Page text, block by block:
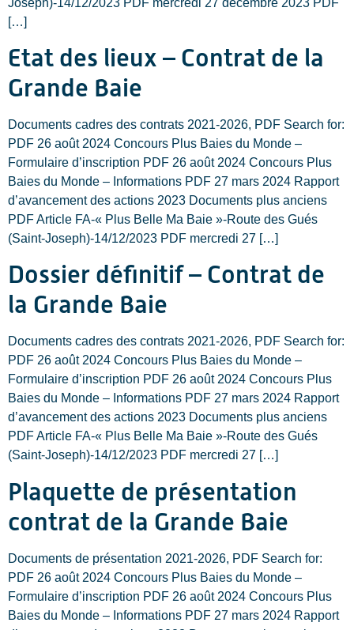
[…]
Etat des lieux – Contrat de la
Grande Baie
Documents cadres des contrats 2021-2026, PDF Search for:
PDF 26 août 2024 Concours Plus Baies du Monde –
Formulaire d’inscription PDF 26 août 2024 Concours Plus
Baies du Monde – Informations PDF 27 mars 2024 Rapport
d’avancement des actions 2023 Documents plus anciens
PDF Article FA-« Plus Belle Ma Baie »-Route des Gués
(Saint-Joseph)-14/12/2023 PDF mercredi 27 […]
Dossier définitif – Contrat de
la Grande Baie
Documents cadres des contrats 2021-2026, PDF Search for:
PDF 26 août 2024 Concours Plus Baies du Monde –
Formulaire d’inscription PDF 26 août 2024 Concours Plus
Baies du Monde – Informations PDF 27 mars 2024 Rapport
d’avancement des actions 2023 Documents plus anciens
PDF Article FA-« Plus Belle Ma Baie »-Route des Gués
(Saint-Joseph)-14/12/2023 PDF mercredi 27 […]
Plaquette de présentation
contrat de la Grande Baie
Documents de présentation 2021-2026, PDF Search for:
PDF 26 août 2024 Concours Plus Baies du Monde –
Formulaire d’inscription PDF 26 août 2024 Concours Plus
Baies du Monde – Informations PDF 27 mars 2024 Rapport